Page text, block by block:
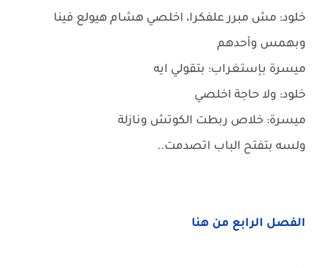
خلود: مش مبرر علفكرا، اخلصي هشام هيولع فينا
وبهمس وأحدهم
ميسرة بإستغراب: بتقولي ايه
خلود: ولا حاجة اخلصي
ميسرة: خلاص ربطت الكوتش ونازلة
ولسه بتفتح الباب اتصدمت..
الفصل الرابع من هنا